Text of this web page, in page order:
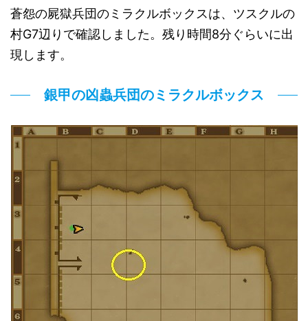
蒼怨の屍獄兵団のミラクルボックスは、ツスクルの
村G7辺りで確認しました。残り時間8分ぐらいに出
現します。
銀甲の凶蟲兵団のミラクルボックス